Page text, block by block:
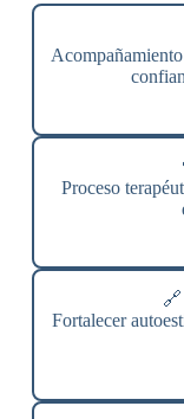
Proceso
🔗
Fortalecer